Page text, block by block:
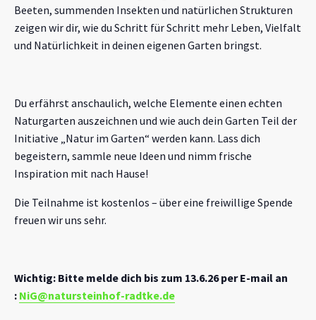
Beeten, summenden Insekten und natürlichen Strukturen
zeigen wir dir, wie du Schritt für Schritt mehr Leben, Vielfalt
und Natürlichkeit in deinen eigenen Garten bringst.
Du erfährst anschaulich, welche Elemente einen echten
Naturgarten auszeichnen und wie auch dein Garten Teil der
Initiative „Natur im Garten“ werden kann. Lass dich
begeistern, sammle neue Ideen und nimm frische
Inspiration mit nach Hause!
Die Teilnahme ist kostenlos – über eine freiwillige Spende
freuen wir uns sehr.
Wichtig: Bitte melde dich bis zum 13.6.26 per E-mail an
: NiG@natursteinhof-radtke.de